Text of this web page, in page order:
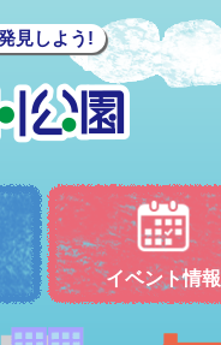
見しよう!
イベント情報